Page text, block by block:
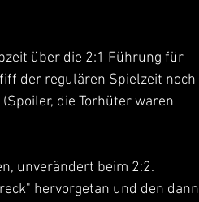
über die 2:1 Führung für
der regulären Spielzeit noch
die Torhüter waren
unverändert beim 2:2.
hervorgetan und den dann